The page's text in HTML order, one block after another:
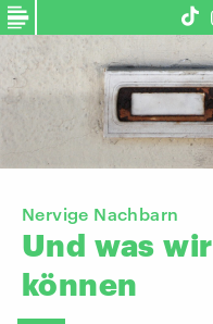
Nervige Nachbarn
Und was wir
können